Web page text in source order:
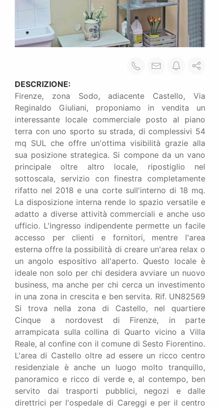
DESCRIZIONE:
Firenze, zona Sodo, adiacente Castello, Via
Reginaldo Giuliani, proponiamo in vendita un
interessante locale commerciale posto al piano
terra con uno sporto su strada, di complessivi 54
mq SUL che offre un'ottima visibilità grazie alla
sua posizione strategica. Si compone da un vano
principale oltre altro locale, ripostiglio nel
sottoscala, servizio con finestra completamente
rifatto nel 2018 e una corte sull'interno di 18 mq.
La disposizione interna rende lo spazio versatile e
adatto a diverse attività commerciali e anche uso
ufficio. L'ingresso indipendente permette un facile
accesso per clienti e fornitori, mentre l'area
esterna offre la possibilità di creare un'area relax o
un angolo espositivo all'aperto. Questo locale è
ideale non solo per chi desidera avviare un nuovo
business, ma anche per chi cerca un investimento
in una zona in crescita e ben servita. Rif. UN82569
Si trova nella zona di Castello, nel quartiere
Cinque a nordovest di Firenze, in parte
arrampicata sulla collina di Quarto vicino a Villa
Reale, al confine con il comune di Sesto Fiorentino.
L'area di Castello oltre ad essere un ricco centro
residenziale è anche un luogo molto tranquillo,
panoramico e ricco di verde e, al contempo, ben
servito dai trasporti pubblici, negozi e dalle
direttrici per l'ospedale di Careggi e per il centro